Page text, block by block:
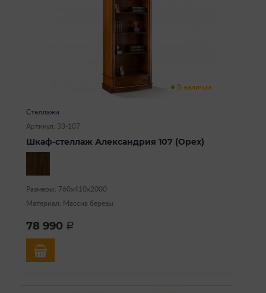
В наличии
Стеллажи
Артикул: 33-107
Шкаф-стеллаж Александрия 107 (Орех)
Размеры: 760x410x2000
Материал: Массив березы
78 990 a